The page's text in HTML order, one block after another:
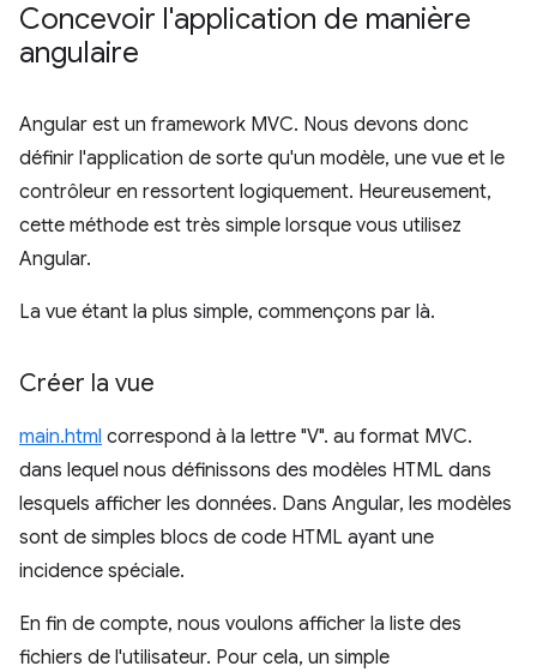
Concevoir l'application de manière
angulaire
Angular est un framework MVC. Nous devons donc
définir l'application de sorte qu'un modèle, une vue et le
contrôleur en ressortent logiquement. Heureusement,
cette méthode est très simple lorsque vous utilisez
Angular.
La vue étant la plus simple, commençons par là.
Créer la vue
main.html correspond à la lettre "V". au format MVC.
dans lequel nous définissons des modèles HTML dans
lesquels afficher les données. Dans Angular, les modèles
sont de simples blocs de code HTML ayant une
incidence spéciale.
En fin de compte, nous voulons afficher la liste des
fichiers de l'utilisateur. Pour cela, un simple